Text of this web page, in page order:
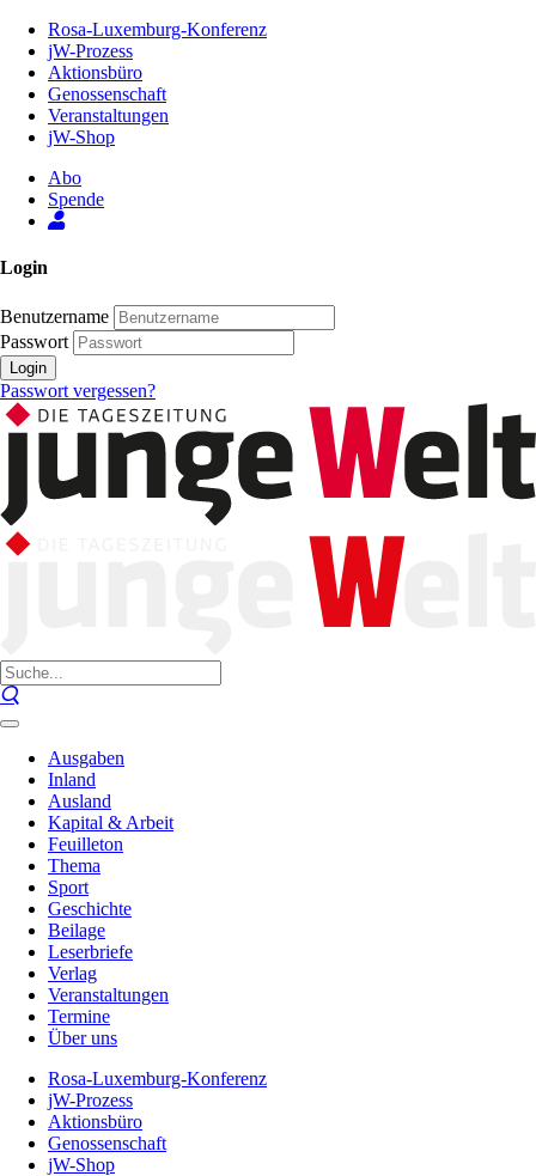
Inhalt
Seite
Rosa-Luxemburg-Konferenz
jW-Prozess
Aktionsbüro
Genossenschaft
Veranstaltungen
jW-Shop
Abo
Spende
Login
Benutzername
Passwort
Login
Passwort vergessen?
Ausgaben
Inland
Ausland
Kapital & Arbeit
Feuilleton
Thema
Sport
Geschichte
Beilage
Leserbriefe
Verlag
Veranstaltungen
Termine
Über uns
Rosa-Luxemburg-Konferenz
jW-Prozess
Aktionsbüro
Genossenschaft
jW-Shop